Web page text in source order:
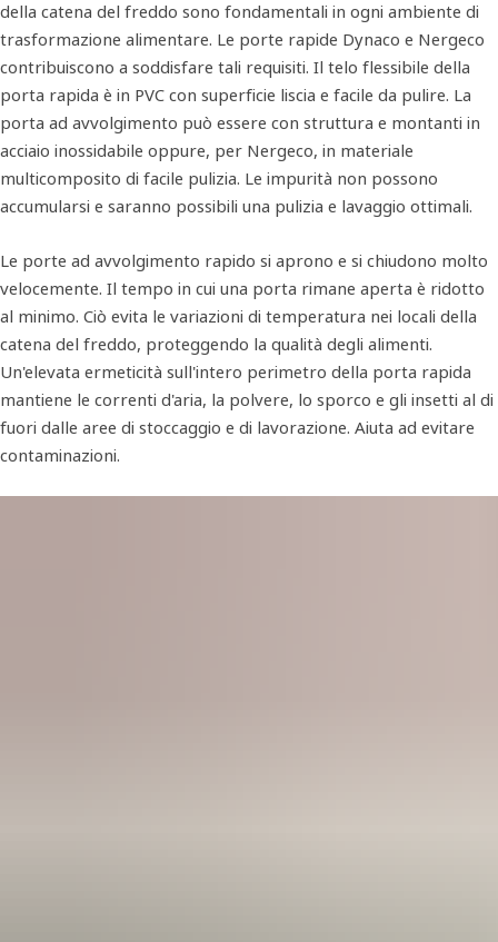
della catena del freddo sono fondamentali in ogni ambiente di
trasformazione alimentare. Le porte rapide Dynaco e Nergeco
contribuiscono a soddisfare tali requisiti. Il telo flessibile della
porta rapida è in PVC con superficie liscia e facile da pulire. La
porta ad avvolgimento può essere con struttura e montanti in
acciaio inossidabile oppure, per Nergeco, in materiale
multicomposito di facile pulizia. Le impurità non possono
accumularsi e saranno possibili una pulizia e lavaggio ottimali.
Le porte ad avvolgimento rapido si aprono e si chiudono molto
velocemente. Il tempo in cui una porta rimane aperta è ridotto
al minimo. Ciò evita le variazioni di temperatura nei locali della
catena del freddo, proteggendo la qualità degli alimenti.
Un'elevata ermeticità sull'intero perimetro della porta rapida
mantiene le correnti d'aria, la polvere, lo sporco e gli insetti al di
fuori dalle aree di stoccaggio e di lavorazione. Aiuta ad evitare
contaminazioni.